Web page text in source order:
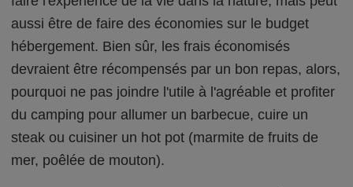
aussi être de faire des économies sur le budget
hébergement. Bien sûr, les frais économisés
devraient être récompensés par un bon repas, alors,
pourquoi ne pas joindre l'utile à l'agréable et profiter
du camping pour allumer un barbecue, cuire un
steak ou cuisiner un hot pot (marmite de fruits de
mer, poêlée de mouton).